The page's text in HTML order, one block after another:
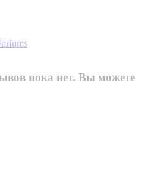
пока нет. Вы можете